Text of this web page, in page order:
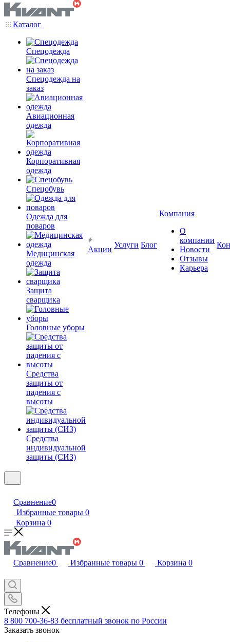
Каталог
Спецодежда
Спецодежда на
заказ
Авиационная
одежда
Корпоративная
одежда
Спецобувь
Одежда для
поваров
Медицинская
одежда
Защита
сварщика
Головные уборы
Средства
защиты от
падения с
высоты
Средства
индивидуальной
защиты (СИЗ)
Акции
Услуги Блог
Компания
О
компании
Новости
Отзывы
Карьера
Сравнение0
Избранные товары 0
Корзина 0
Сравнение0 Избранные товары 0 Корзина 0
Телефоны
8 800 700-36-83 бесплатный звонок по России
Заказать звонок